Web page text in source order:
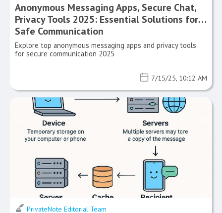
Anonymous Messaging Apps, Secure Chat,
Privacy Tools 2025: Essential Solutions for
Safe Communication
Explore top anonymous messaging apps and privacy tools
for secure communication 2025
7/15/25, 10:12 AM
PrivateNote Editorial Team